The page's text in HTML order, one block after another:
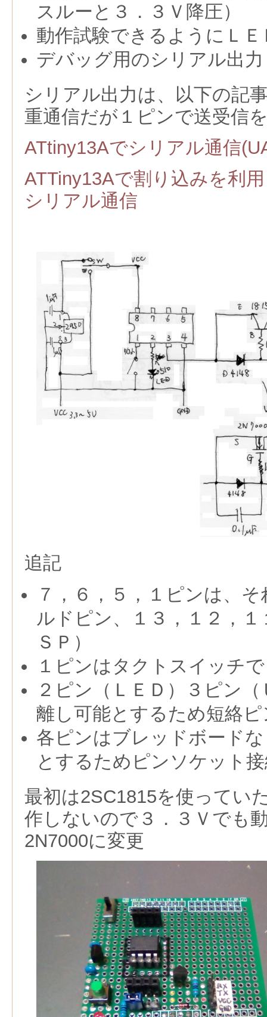
スルーと３．３Ｖ降圧）
動作試験できるようにＬＥ
デバッグ用のシリアル出力
シリアル出力は、以下の記
重通信だが１ピンで送受信
ATtiny13Aでシリアル通信
ATTiny13Aで割り込みを利
シリアル通信
追記
７，６，５，１ピンは、
ルドピン、１３，１２，
ＳＰ）
１ピンはタクトスイッチ
２ピン（ＬＥＤ）３ピン
離し可能とするため短絡
各ピンはブレッドボード
とするためピンソケット
最初は2SC1815を使ってい
作しないので３．３Ｖでも
2N7000に変更